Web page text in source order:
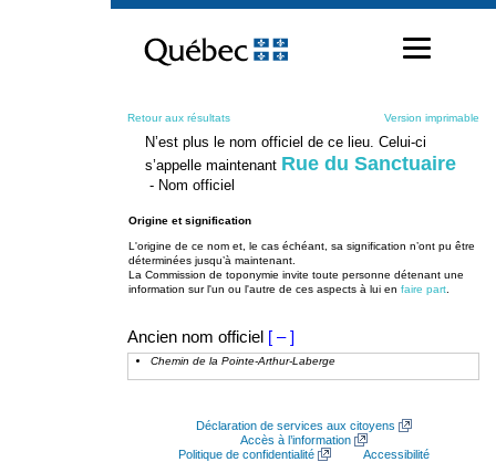
contenu
Retour aux résultats Version imprimable
N’est plus le nom officiel de ce lieu. Celui-ci
s’appelle maintenant Rue du Sanctuaire
- Nom officiel
Origine et signification
L'origine de ce nom et, le cas échéant, sa signification n’ont pu être
déterminées jusqu’à maintenant.
La Commission de toponymie invite toute personne détenant une
information sur l'un ou l'autre de ces aspects à lui en faire part
Ancien nom officiel [ – ]
Chemin de la Pointe-Arthur-Laberge
Déclaration de services aux citoyens
Accès à l’information
Politique de confidentialité
Accessibilité